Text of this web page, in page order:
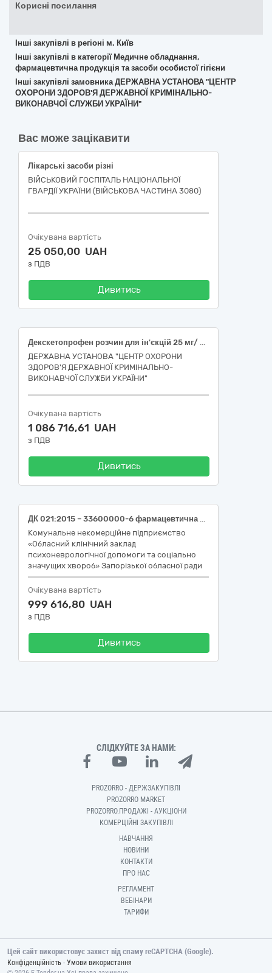
Корисні посилання
Інші закупівлі в регіоні м. Київ
Інші закупівлі в категорії Медичне обладнання,
фармацевтична продукція та засоби особистої гігієни
Інші закупівлі замовника ДЕРЖАВНА УСТАНОВА "ЦЕНТР
ОХОРОНИ ЗДОРОВ'Я ДЕРЖАВНОЇ КРИМІНАЛЬНО-
ВИКОНАВЧОЇ СЛУЖБИ УКРАЇНИ"
Вас може зацікавити
Лікарські засоби різні
ВІЙСЬКОВИЙ ГОСПІТАЛЬ НАЦІОНАЛЬНОЇ
ГВАРДІЇ УКРАЇНИ (ВІЙСЬКОВА ЧАСТИНА 3080)
Очікувана вартість
25 050,00 UAH
з ПДВ
Дивитись
Декскетопрофен розчин для ін'єкцій 25 мг/ мл по 2 мл
ДЕРЖАВНА УСТАНОВА "ЦЕНТР ОХОРОНИ
ЗДОРОВ'Я ДЕРЖАВНОЇ КРИМІНАЛЬНО-
ВИКОНАВЧОЇ СЛУЖБИ УКРАЇНИ"
Очікувана вартість
1 086 716,61 UAH
з ПДВ
Дивитись
ДК 021:2015 – 33600000-6 фармацевтична продукція (33660000-4 Лікарські засоби для лікування хвороб нервової системи та захворювань органів чуття)
Комунальне некомерційне підприємство
«Обласний клінічний заклад
психоневрологічної допомоги та соціально
значущих хвороб» Запорізької обласної ради
Очікувана вартість
999 616,80 UAH
з ПДВ
Дивитись
СЛІДКУЙТЕ ЗА НАМИ:
PROZORRO - ДЕРЖЗАКУПІВЛІ
PROZORRO MARKET
PROZORRO.ПРОДАЖІ - АУКЦІОНИ
КОМЕРЦІЙНІ ЗАКУПІВЛІ
НАВЧАННЯ
НОВИНИ
КОНТАКТИ
ПРО НАС
РЕГЛАМЕНТ
ВЕБІНАРИ
ТАРИФИ
Цей сайт використовує захист від спаму reCAPTCHA (Google).
Конфіденційність - Умови використання